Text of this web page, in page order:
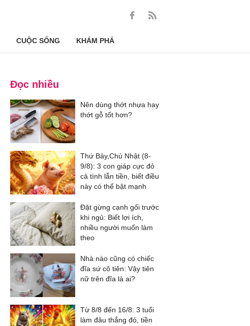
CUỘC SỐNG KHÁM PHÁ
Đọc nhiều
Nên dùng thớt nhựa hay
thớt gỗ tốt hơn?
Thứ Bảy,Chủ Nhật (8-
9/8): 3 con giáp cực đỏ
cả tình lẫn tiền, biết điều
này có thể bật mạnh
Đặt gừng cạnh gối trước
khi ngủ: Biết lợi ích,
nhiều người muốn làm
theo
Nhà nào cũng có chiếc
đĩa sứ cô tiên: Vậy tiên
nữ trên đĩa là ai?
Từ 8/8 đến 16/8: 3 tuổi
làm đâu thắng đó, tiền